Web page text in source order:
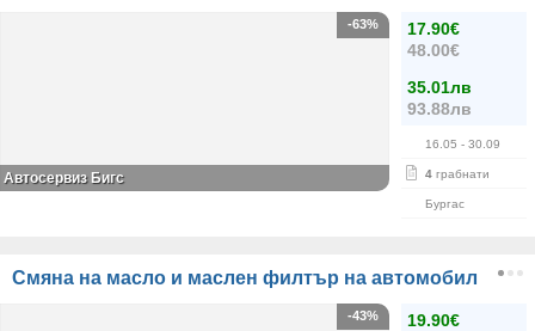
17.90€
48.00€
35.01лв
93.88лв
16.05 - 30.09
4 грабнати
Бургас
-63%
Автосервиз Бигс
Смяна на масло и маслен филтър на автомобил
19.90€
-43%